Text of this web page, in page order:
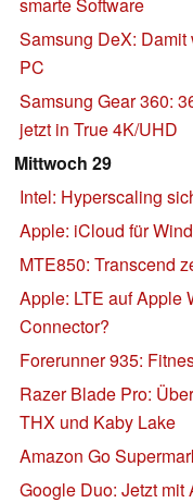
Samsung DeX:
PC
Samsung Gear 360:
jetzt in True 4K/UHD
Mittwoch 29
Intel: Hyperscaling
Apple: iCloud für
MTE850: Transcend
Apple: LTE auf Apple
Connector?
Forerunner 935:
Razer Blade Pro:
THX und Kaby Lake
Amazon Go
Google Duo: Jetzt mit